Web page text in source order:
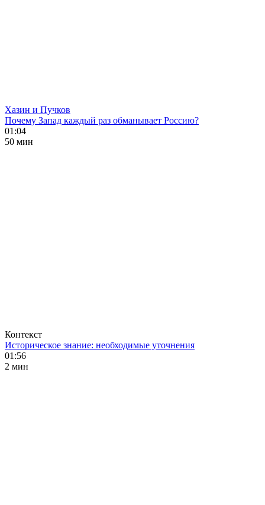
Хазин и Пучков
Почему Запад каждый раз обманывает Россию?
01:04
50 мин
Контекст
Историческое знание: необходимые уточнения
01:56
2 мин